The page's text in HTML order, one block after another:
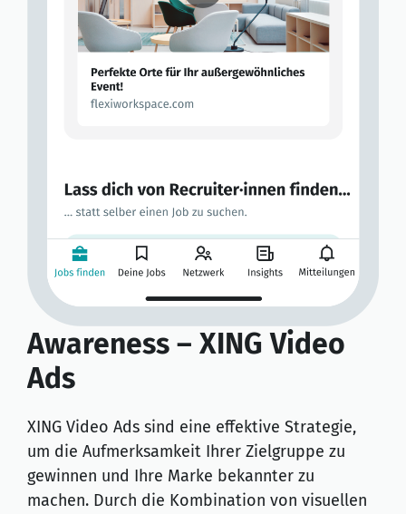
Awareness – XING Video
Ads
XING Video Ads sind eine effektive Strategie,
um die Aufmerksamkeit Ihrer Zielgruppe zu
gewinnen und Ihre Marke bekannter zu
machen. Durch die Kombination von visuellen